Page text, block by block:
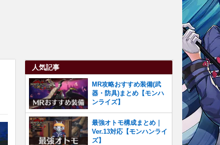
人気記事
MR攻略おすすめ装備(武
器・防具)まとめ【モンハ
ンライズ】
最強オトモ構成まとめ｜
Ver.13対応【モンハンライ
ズ】